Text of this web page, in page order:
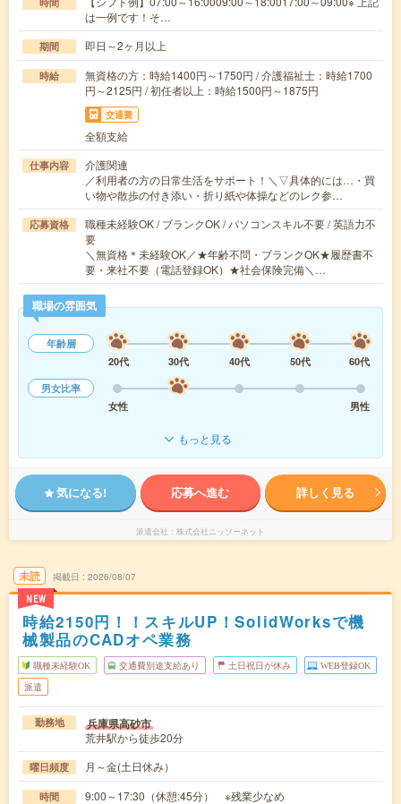
は一例です！そ…
期間 即日～2ヶ月以上
時給
無資格の方：時給1400円～1750円 / 介護福祉士：時給1700
円～2125円 / 初任者以上：時給1500円～1875円
交通費
全額支給
仕事内容
介護関連
／利用者の方の日常生活をサポート！＼▽具体的には…・買
い物や散歩の付き添い・折り紙や体操などのレク参…
応募資格
職種未経験OK / ブランクOK / パソコンスキル不要 / 英語力不
要
＼無資格＊未経験OK／★年齢不問・ブランクOK★履歴書不
要・来社不要（電話登録OK）★社会保険完備＼…
職場の雰囲気
年齢層
20代
30代 40代 50代
60代
男女比率
女性
男性
もっと見る
気になる! 応募へ進む 詳しく見る
派遣会社 株式会社ニッソーネット
未読
NEW
掲載日 2026/08/07
時給2150円！！スキルUP！SolidWorksで機
械製品のCADオペ業務
職種未経験OK 交通費別途支給あり 土日祝日が休み WEB登録OK
派遣
勤務地 兵庫県高砂市
荒井駅から徒歩20分
曜日頻度 月～金(土日休み）
時間 9:00～17:30（休憩:45分） ※残業少なめ